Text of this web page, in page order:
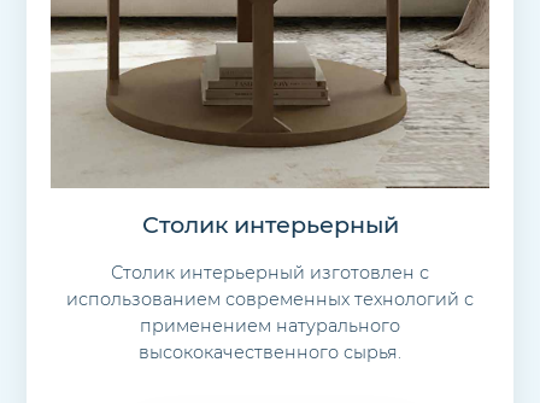
Столик интерьерный
Столик интерьерный изготовлен с
использованием современных технологий с
применением натурального
высококачественного сырья.